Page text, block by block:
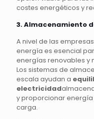
costes energéticos y
3. Almacenamiento
A nivel de las
energía es esencial
energías renovables y
Los sistemas de
escala ayudan a
electricidad
y proporcionar
carga.